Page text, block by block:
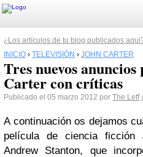
¿Los artículos de tu blog publicados
INICIO › TELEVISIÓN › JOHN CARTER
Tres nuevos
Carter con críticas
Publicado el 05 marzo 2012 por The Leff
A continuación os dejamos
película de ciencia ficción
Andrew Stanton, que